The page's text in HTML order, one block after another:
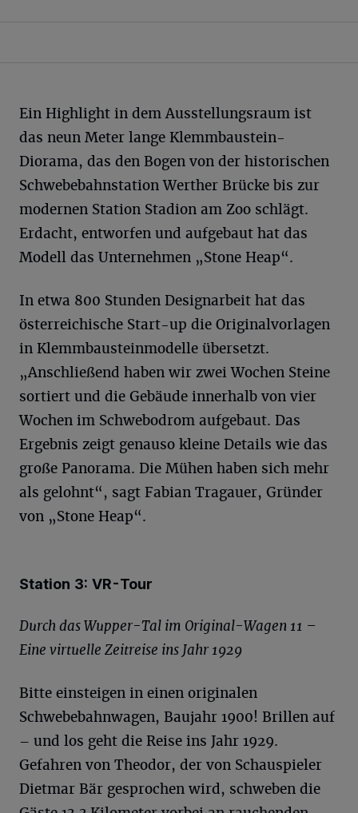
Ein Highlight in dem Ausstellungsraum ist
das neun Meter lange Klemmbaustein-
Diorama, das den Bogen von der historischen
Schwebebahnstation Werther Brücke bis zur
modernen Station Stadion am Zoo schlägt.
Erdacht, entworfen und aufgebaut hat das
Modell das Unternehmen „Stone Heap“.
In etwa 800 Stunden Designarbeit hat das
österreichische Start-up die Originalvorlagen
in Klemmbausteinmodelle übersetzt.
„Anschließend haben wir zwei Wochen Steine
sortiert und die Gebäude innerhalb von vier
Wochen im Schwebodrom aufgebaut. Das
Ergebnis zeigt genauso kleine Details wie das
große Panorama. Die Mühen haben sich mehr
als gelohnt“, sagt Fabian Tragauer, Gründer
von „Stone Heap“.
Station 3: VR-Tour
Durch das Wupper-Tal im Original-Wagen 11 –
Eine virtuelle Zeitreise ins Jahr 1929
Bitte einsteigen in einen originalen
Schwebebahnwagen, Baujahr 1900! Brillen auf
– und los geht die Reise ins Jahr 1929.
Gefahren von Theodor, der von Schauspieler
Dietmar Bär gesprochen wird, schweben die